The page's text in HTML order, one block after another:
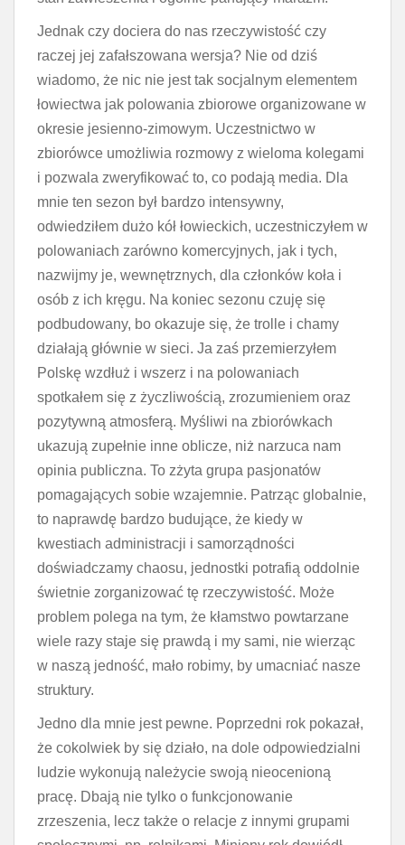
Jednak czy dociera do nas rzeczywistość czy
raczej jej zafałszowana wersja? Nie od dziś
wiadomo, że nic nie jest tak socjalnym elementem
łowiectwa jak polowania zbiorowe organizowane w
okresie jesienno-zimowym. Uczestnictwo w
zbiorówce umożliwia rozmowy z wieloma kolegami
i pozwala zweryfikować to, co podają media. Dla
mnie ten sezon był bardzo intensywny,
odwiedziłem dużo kół łowieckich, uczestniczyłem w
polowaniach zarówno komercyjnych, jak i tych,
nazwijmy je, wewnętrznych, dla członków koła i
osób z ich kręgu. Na koniec sezonu czuję się
podbudowany, bo okazuje się, że trolle i chamy
działają głównie w sieci. Ja zaś przemierzyłem
Polskę wzdłuż i wszerz i na polowaniach
spotkałem się z życzliwością, zrozumieniem oraz
pozytywną atmosferą. Myśliwi na zbiorówkach
ukazują zupełnie inne oblicze, niż narzuca nam
opinia publiczna. To zżyta grupa pasjonatów
pomagających sobie wzajemnie. Patrząc globalnie,
to naprawdę bardzo budujące, że kiedy w
kwestiach administracji i samorządności
doświadczamy chaosu, jednostki potrafią oddolnie
świetnie zorganizować tę rzeczywistość. Może
problem polega na tym, że kłamstwo powtarzane
wiele razy staje się prawdą i my sami, nie wierząc
w naszą jedność, mało robimy, by umacniać nasze
struktury.
Jedno dla mnie jest pewne. Poprzedni rok pokazał,
że cokolwiek by się działo, na dole odpowiedzialni
ludzie wykonują należycie swoją nieocenioną
pracę. Dbają nie tylko o funkcjonowanie
zrzeszenia, lecz także o relacje z innymi grupami